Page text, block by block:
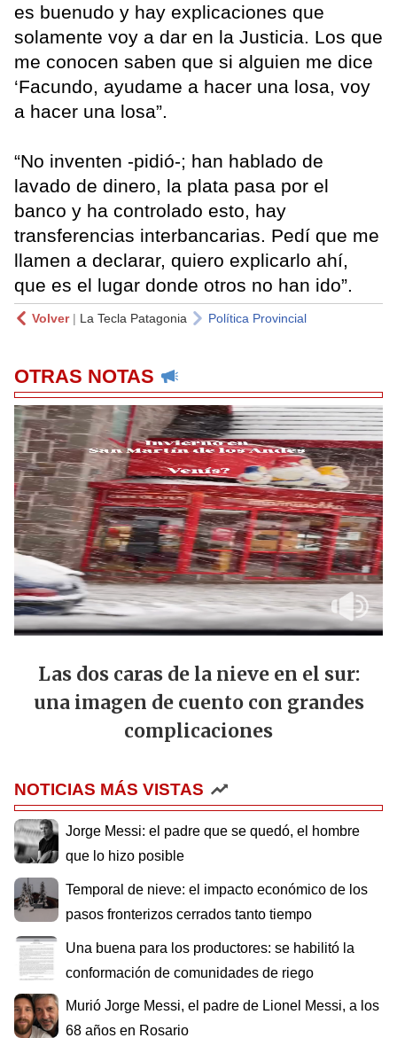
es buenudo y hay explicaciones que
solamente voy a dar en la Justicia. Los que
me conocen saben que si alguien me dice
‘Facundo, ayudame a hacer una losa, voy
a hacer una losa”.
“No inventen -pidió-; han hablado de
lavado de dinero, la plata pasa por el
banco y ha controlado esto, hay
transferencias interbancarias. Pedí que me
llamen a declarar, quiero explicarlo ahí,
que es el lugar donde otros no han ido”.
Volver| La Tecla Patagonia Política Provincial
OTRAS NOTAS
Las dos caras de la nieve en el sur:
una imagen de cuento con grandes
complicaciones
NOTICIAS MÁS VISTAS
Jorge Messi: el padre que se quedó, el hombre
que lo hizo posible
Temporal de nieve: el impacto económico de los
pasos fronterizos cerrados tanto tiempo
Una buena para los productores: se habilitó la
conformación de comunidades de riego
Murió Jorge Messi, el padre de Lionel Messi, a los
68 años en Rosario